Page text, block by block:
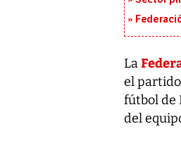
La
el
fútbol de
del